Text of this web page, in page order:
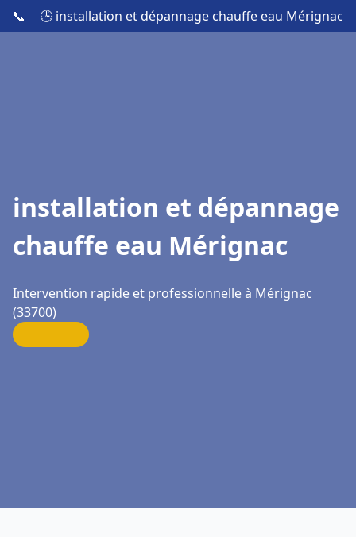
📞 🕒 installation et dépannage chauffe eau Mérignac
installation et dépannage
chauffe eau Mérignac
Intervention rapide et professionnelle à Mérignac
(33700)